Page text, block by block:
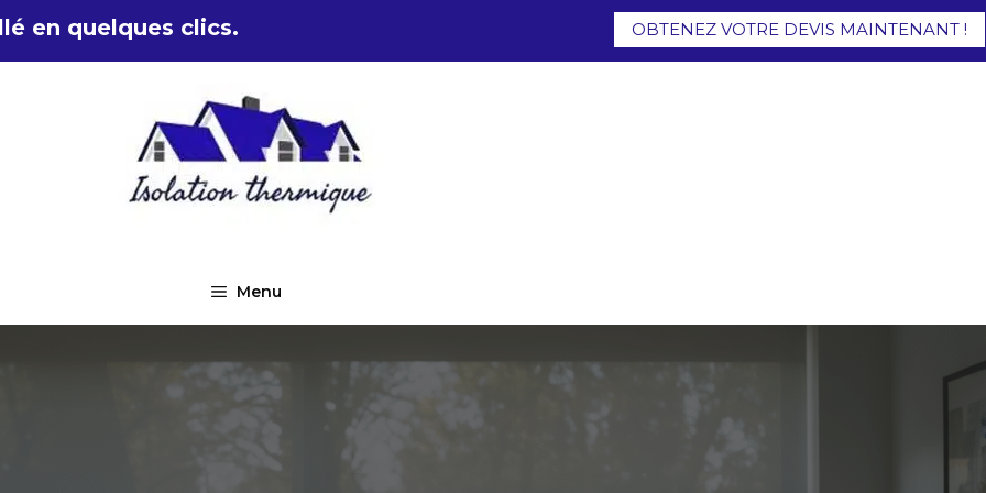
en quelques clics. OBTENEZ VOTRE DEVIS MAINTENANT !
Menu